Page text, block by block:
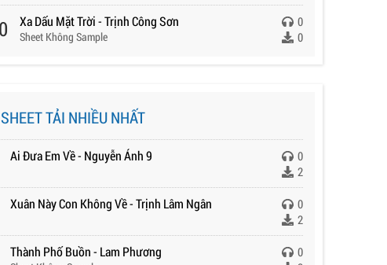
Xa Dấu Mặt Trời - Trịnh Công Sơn
Sheet Không Sample
0
0
SHEET TẢI NHIỀU NHẤT
Ai Đưa Em Về - Nguyễn Ánh 9
0
2
Xuân Này Con Không Về - Trịnh Lâm Ngân
0
2
Thành Phố Buồn - Lam Phương
0